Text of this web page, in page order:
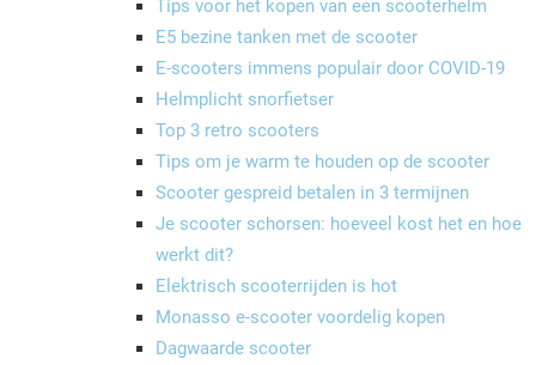
Tips voor het kopen van een scooterhelm
E5 bezine tanken met de scooter
E-scooters immens populair door COVID-19
Helmplicht snorfietser
Top 3 retro scooters
Tips om je warm te houden op de scooter
Scooter gespreid betalen in 3 termijnen
Je scooter schorsen: hoeveel kost het en hoe
werkt dit?
Elektrisch scooterrijden is hot
Monasso e-scooter voordelig kopen
Dagwaarde scooter